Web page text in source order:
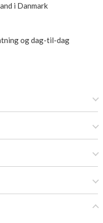
i Danmark
og dag-til-dag